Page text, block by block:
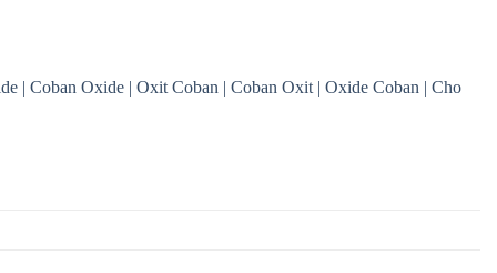
| Coban Oxide | Oxit Coban | Coban Oxit | Oxide Coban | Cho